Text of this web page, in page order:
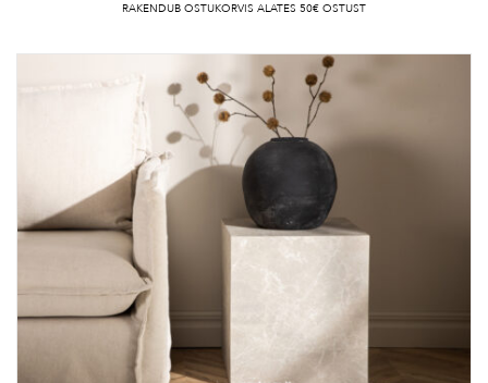
RAKENDUB OSTUKORVIS ALATES 50€ OSTUST